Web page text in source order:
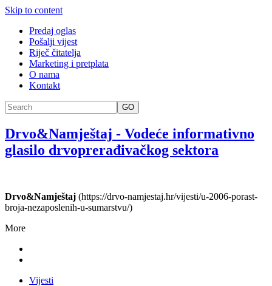
Skip to content
Predaj oglas
Pošalji vijest
Riječ čitatelja
Marketing i pretplata
O nama
Kontakt
GO
Drvo&Namještaj - Vodeće informativno
glasilo drvoprerađivačkog sektora
Drvo&Namještaj (https://drvo-namjestaj.hr/vijesti/u-2006-porast-
broja-nezaposlenih-u-sumarstvu/)
More
Vijesti